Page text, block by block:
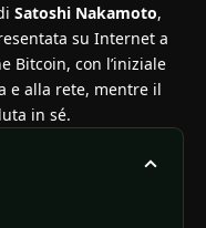
Satoshi Nakamoto,
su Internet a
Bitcoin, con l’iniziale
e alla rete, mentre il
in sé.